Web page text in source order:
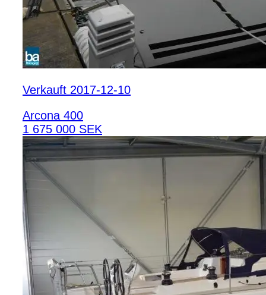
Verkauft 2017-12-10
Arcona 400
1 675 000 SEK